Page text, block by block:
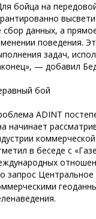
бойца на
сбор данных, а
поведения.
задач,
— добавил
бой
ADINT
начинает
в беседе с
запрос